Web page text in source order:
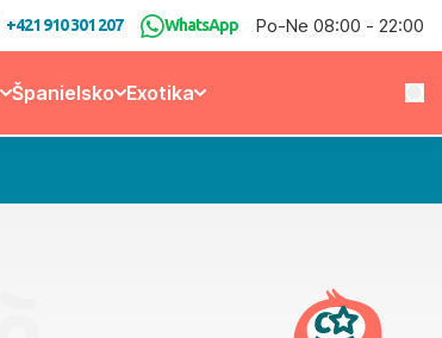
+421 910 301 207 WhatsApp Po-Ne 08:00 - 22:00
Španielsko Exotika